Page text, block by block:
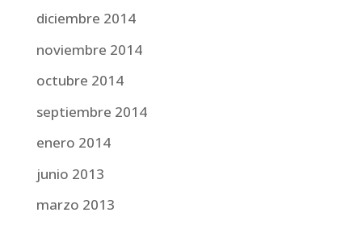
diciembre 2014
noviembre 2014
octubre 2014
septiembre 2014
enero 2014
junio 2013
marzo 2013